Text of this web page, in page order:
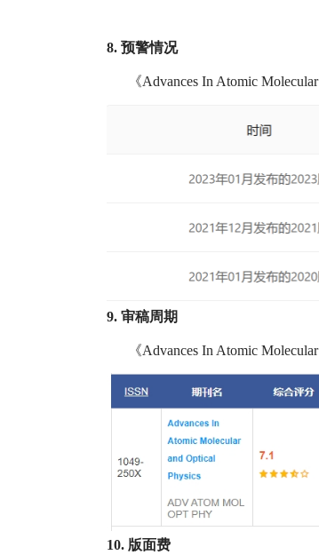
8. 预警情况
《Advances In Atomic
9. 审稿周期
《Advances In Atomic
10. 版面费